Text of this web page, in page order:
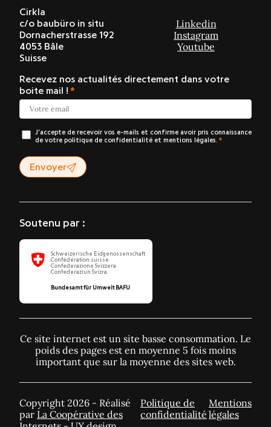
Cirkla
c/o baubüro in situ
Dornacherstrasse 192
4053 Bâle
Suisse
Linkedin
Instagram
Youtube
Recevez nos actualités directement dans votre
boite mail !
J’accepte de recevoir vos e-mails et confirme avoir pris connaissance
de votre politique de confidentialité et mentions légales.
Envoyer
Soutenu par :
Schweizerische Eidgenossenschaft
Confédération suisse
Confederazione Svizzera
Confederaziun Svizra
Bundesamt für Umwelt BAFU
Ce site internet est un site basse consommation. Le
poids des pages est en moyenne 5 fois moins
important que sur la moyenne des sites web.
Copyright 2026 - Réalisé
par La Coopérative des
Politique de
confidentialité
Mentions
légales